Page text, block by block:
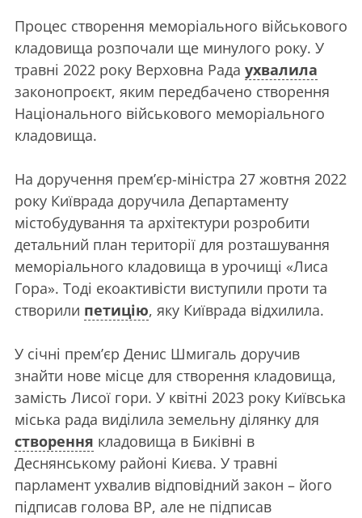
Процес створення меморіального військового
кладовища розпочали ще минулого року. У
травні 2022 року Верховна Рада ухвалила
законопроєкт, яким передбачено створення
Національного військового меморіального
кладовища.
На доручення прем’єр-міністра 27 жовтня 2022
року Київрада доручила Департаменту
містобудування та архітектури розробити
детальний план території для розташування
меморіального кладовища в урочищі «Лиса
Гора». Тоді екоактивісти виступили проти та
створили петицію, яку Київрада відхилила.
У січні прем’єр Денис Шмигаль доручив
знайти нове місце для створення кладовища,
замість Лисої гори. У квітні 2023 року Київська
міська рада виділила земельну ділянку для
створення кладовища в Биківні в
Деснянському районі Києва. У травні
парламент ухвалив відповідний закон – його
підписав голова ВР, але не підписав